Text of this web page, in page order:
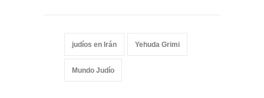
judíos en Irán Yehuda Grimi
Mundo Judío